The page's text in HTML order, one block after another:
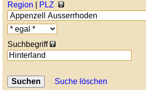
Region
PLZ
Suchbegriff
Suche löschen